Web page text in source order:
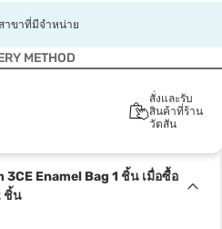
าขาที่มีจำหน่าย
METHOD
สั่งและรับ
สินค้าที่ร้าน
วัตสัน
3CE Enamel Bag 1 ชิ้น เมื่อซื้อ
ชิ้น